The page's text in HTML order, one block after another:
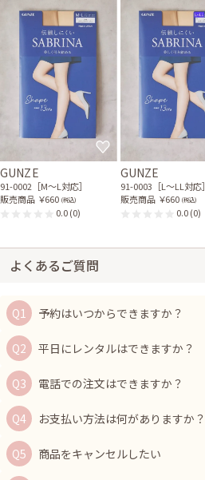
GUNZE
91-0002［M〜L対応］
販売商品 ￥660 (税込)
0.0(0)
GUNZE
91-0003［L〜LL対応］
販売商品 ￥660 (税込)
0.0(0)
よくあるご質問
予約はいつからできますか？
平日にレンタルはできますか？
電話での注文はできますか？
お支払い方法は何がありますか？
商品をキャンセルしたい